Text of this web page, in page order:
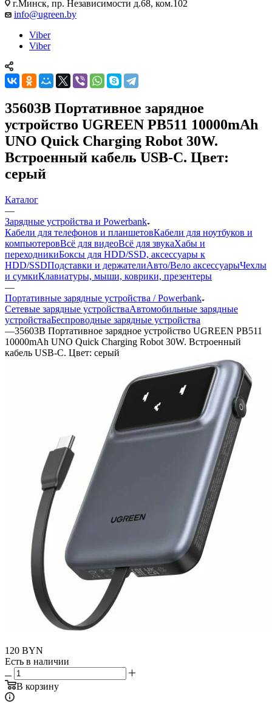
г.Минск, пр. Независимости д.68, ком.102
info@ugreen.by
Viber
Viber
35603B Портативное зарядное
устройство UGREEN PB511 10000mAh
UNO Quick Charging Robot 30W.
Встроенный кабель USB-C. Цвет:
серый
Каталог
—
Зарядные устройства и Powerbank
Кабели для телефонов и планшетовКабели для ноутбуков и
компьютеровВсё для видеоВсё для звукаХабы и
переходникиБоксы для HDD/SSD, аксессуары к
HDD/SSDПодставки и держателиАвто/Вело аксессуарыЧехлы
и сумкиКлавиатуры, мыши, коврики, презентеры
—
Портативные зарядные устройства / Powerbank
Сетевые зарядные устройстваАвтомобильные зарядные
устройстваБеспроводные зарядные устройства
—35603B Портативное зарядное устройство UGREEN PB511
10000mAh UNO Quick Charging Robot 30W. Встроенный
кабель USB-C. Цвет: серый
120 BYN
Есть в наличии
В корзину